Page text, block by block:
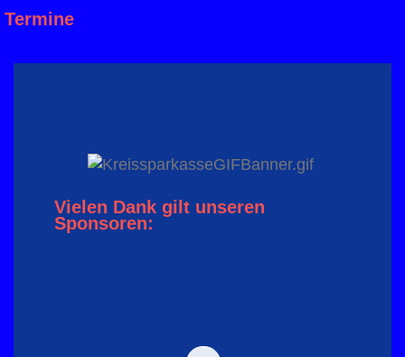
Termine
Vielen Dank gilt unseren
Sponsoren: